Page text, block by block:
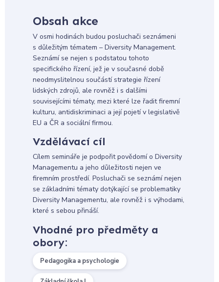
Obsah akce
V osmi hodinách budou posluchači seznámeni
s důležitým tématem – Diversity Management.
Seznámí se nejen s podstatou tohoto
specifického řízení, jež je v současné době
neodmyslitelnou součástí strategie řízení
lidských zdrojů, ale rovněž i s dalšími
souvisejícími tématy, mezi které lze řadit firemní
kulturu, antidiskriminaci a její pojetí v legislativě
EU a ČR a sociální firmou.
Vzdělávací cíl
Cílem semináře je podpořit povědomí o Diversity
Managementu a jeho důležitosti nejen ve
firemním prostředí. Posluchači se seznámí nejen
se základními tématy dotýkající se problematiky
Diversity Managementu, ale rovněž i s výhodami,
které s sebou přináší.
Vhodné pro předměty a
obory:
Pedagogika a psychologie